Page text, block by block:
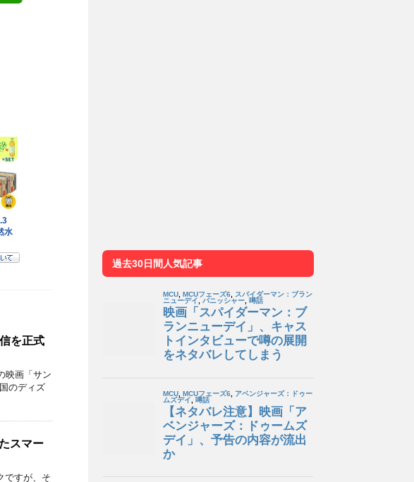
を正式
映画「サン
のディズ
スマー
ですが、そ
過去30日間人気記事